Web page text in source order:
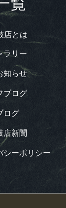
店とは
ラリー
知らせ
ブログ
ログ
店新聞
シーポリシー